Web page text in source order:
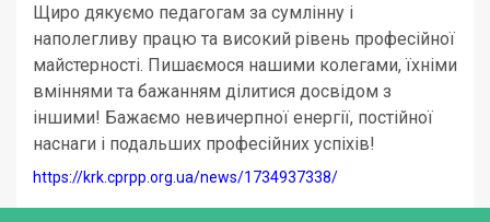
Щиро дякуємо педагогам за сумлінну і
наполегливу працю та високий рівень професійної
майстерності. Пишаємося нашими колегами, їхніми
вміннями та бажанням ділитися досвідом з
іншими! Бажаємо невичерпної енергії, постійної
наснаги і подальших професійних успіхів!
https://krk.cprpp.org.ua/news/1734937338/